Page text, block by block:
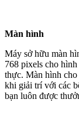
Màn hình
Máy sở hữu màn
768 pixels cho
thực. Màn hình
khi giải trí với các
bạn luôn được